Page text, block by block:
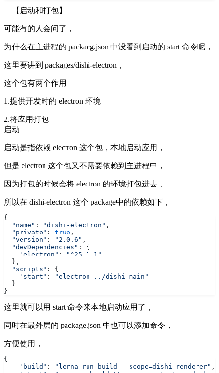
【启动和打包】
可能有的人会问了，
为什么在主进程的 packaeg.json 中没看到启动的 start 命令呢，
这里要讲到 packages/dishi-electron，
这个包有两个作用
1.提供开发时的 electron 环境
2.将应用打包
启动
启动是指依赖 electron 这个包，本地启动应用，
但是 electron 这个包又不需要依赖到主进程中，
因为打包的时候会将 electron 的环境打包进去，
所以在 dishi-electron 这个 package中的依赖如下，
{
  "name"
: "dishi-electron" ,
  "private"
: true ,
  "version"
: "2.0.6" ,
  "devDependencies"
: {
    "electron"
:
"^25.1.1"
  },
  "scripts"
: {
    "start"
:
"electron ../dishi-main"
  }
}
这里就可以用 start 命令来本地启动应用了，
同时在最外层的 package.json 中也可以添加命令，
方便使用，
{
    "build"
: "lerna run build --scope=dishi-renderer" ,